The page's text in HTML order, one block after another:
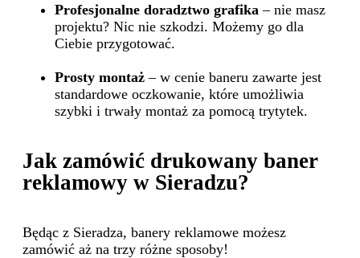
Profesjonalne doradztwo grafika– nie masz
projektu? Nic nie szkodzi. Możemy go dla
Ciebie przygotować.
Prosty montaż– w cenie baneru zawarte jest
standardowe oczkowanie, które umożliwia
szybki i trwały montaż za pomocą trytytek.
Jak zamówić drukowany baner
reklamowy w Sieradzu?
Będąc z Sieradza, banery reklamowe możesz
zamówić aż na trzy różne sposoby!